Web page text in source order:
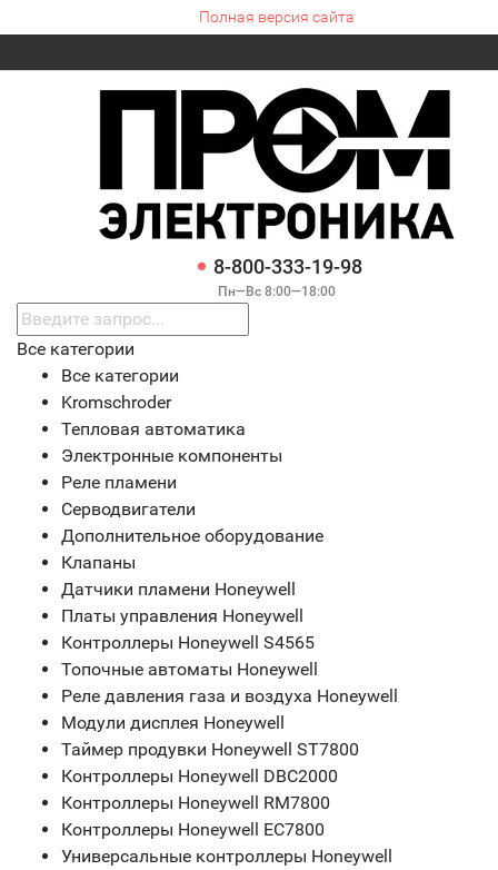
Полная версия сайта
8-800-333-19-98
Пн—Вс 8:00—18:00
Все категории
Все категории
Kromschroder
Тепловая автоматика
Электронные компоненты
Реле пламени
Серводвигатели
Дополнительное оборудование
Клапаны
Датчики пламени Honeywell
Платы управления Honeywell
Контроллеры Honeywell S4565
Топочные автоматы Honeywell
Реле давления газа и воздуха Honeywell
Модули дисплея Honeywell
Таймер продувки Honeywell ST7800
Контроллеры Honeywell DBC2000
Контроллеры Honeywell RM7800
Контроллеры Honeywell EC7800
Универсальные контроллеры Honeywell